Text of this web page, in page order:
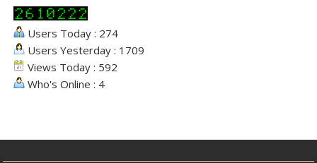
Users Today : 274
Users Yesterday : 1709
Views Today : 592
Who's Online : 4